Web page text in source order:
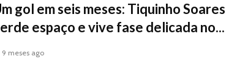
gol em seis meses: Tiquinho Soares
espaço e vive fase delicada no...
9 meses ago